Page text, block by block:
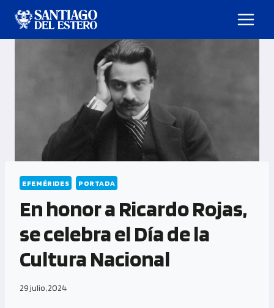
EFEMÉRIDES PORTADA
En honor a Ricardo Rojas,
se celebra el Día de la
Cultura Nacional
29 julio, 2024